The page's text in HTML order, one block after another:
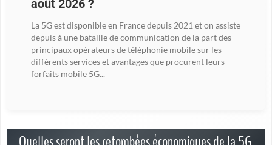
août 2026 ?
La 5G est disponible en France depuis 2021 et on assiste
depuis à une bataille de communication de la part des
principaux opérateurs de téléphonie mobile sur les
différents services et avantages que procurent leurs
forfaits mobile 5G...